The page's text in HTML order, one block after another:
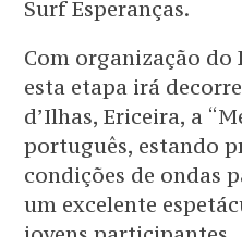
Surf Esperanças.
Com organização do
esta etapa irá
d’Ilhas, Ericeira, a
português, estando
condições de ondas
um excelente